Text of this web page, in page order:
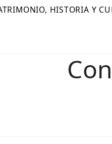
HISTORIA Y